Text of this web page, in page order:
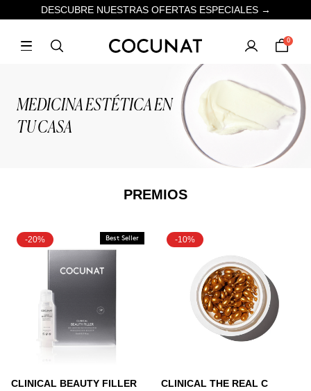
DESCUBRE NUESTRAS OFERTAS ESPECIALES →
0
MEDICINA ESTÉTICA EN
TU CASA
PREMIOS
-20% Best Seller
CLINICAL BEAUTY FILLER
-10%
CLINICAL THE REAL C